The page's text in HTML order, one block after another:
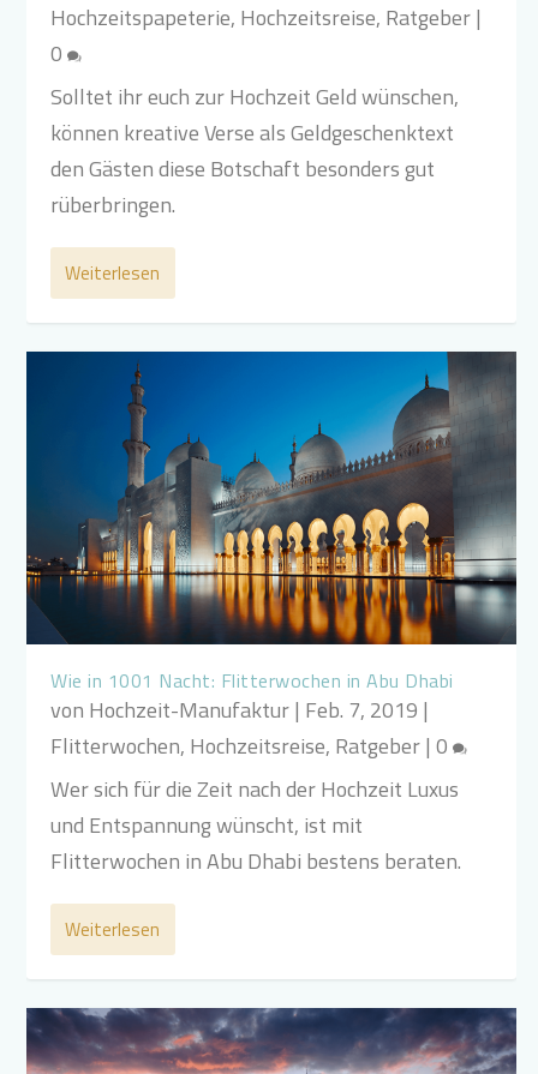
Hochzeitspapeterie, Hochzeitsreise, Ratgeber|
0
Solltet ihr euch zur Hochzeit Geld wünschen,
können kreative Verse als Geldgeschenktext
den Gästen diese Botschaft besonders gut
rüberbringen.
Weiterlesen
Wie in 1001 Nacht: Flitterwochen in Abu Dhabi
von Hochzeit-Manufaktur| Feb. 7, 2019 |
Flitterwochen, Hochzeitsreise, Ratgeber|0
Wer sich für die Zeit nach der Hochzeit Luxus
und Entspannung wünscht, ist mit
Flitterwochen in Abu Dhabi bestens beraten.
Weiterlesen